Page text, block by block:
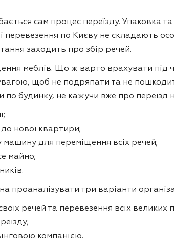
сам процес переїзду. Упаковка
перевезення по Києву не складають
заходить про збір речей.
меблів. Що ж варто врахувати під
щоб не подряпати та не
будинку, не кажучи вже про переїзд
нової квартири;
машину для переміщення всіх речей;
майно;
три варіанти
речей та перевезення всіх
компанією.